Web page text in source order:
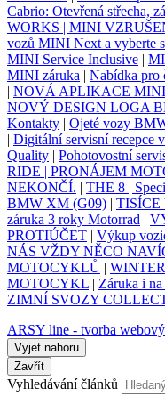
Cabrio: Otevřená střecha,
WORKS | MINI
vozů MINI Next a vyberte
MINI Service Inclusive |
MINI záruka | Nabídka pro
| NOVÁ APLIKACE MINI
NOVÝ DESIGN LOGA
Kontakty | Ojeté vozy
| Digitální servisní recepce
Quality | Pohotovostní
RIDE | PRONÁJEM
NEKONČÍ. | THE 8 |
BMW XM (G09) |
záruka 3 roky Motorrad |
PROTIÚČET | Výkup
NÁS VŽDY NĚCO
MOTOCYKLŮ |
MOTOCYKL | Záruka i
ZIMNÍ SVOZY
ARSY line - tvorba
Vyjet nahoru
Zavřít
Vyhledávání článků